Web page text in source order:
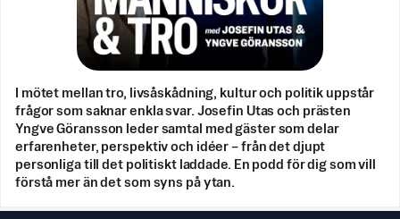
I mötet mellan tro, livsåskådning, kultur och politik uppstår
frågor som saknar enkla svar. Josefin Utas och prästen
Yngve Göransson leder samtal med gäster som delar
erfarenheter, perspektiv och idéer – från det djupt
personliga till det politiskt laddade. En podd för dig som vill
förstå mer än det som syns på ytan.